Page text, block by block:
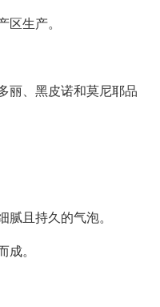
生产。
丽、黑皮诺和莫尼耶品
且持久的气泡。
。